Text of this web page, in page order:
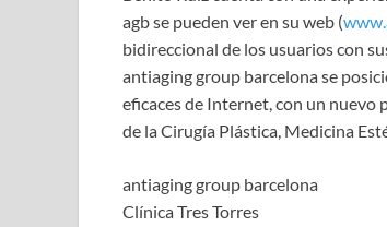
agb se pueden ver en su web (
bidireccional de los usuarios con
antiaging group barcelona se
eficaces de Internet, con un
de la Cirugía Plástica, Medicina
antiaging group barcelona
Clínica Tres Torres